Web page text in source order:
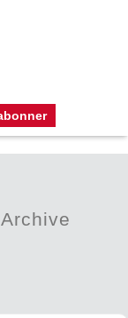
Archive